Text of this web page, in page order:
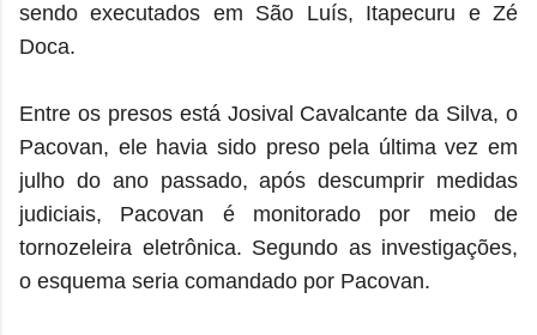
sendo executados em São Luís, Itapecuru e Zé
Doca.
Entre os presos está Josival Cavalcante da Silva, o
Pacovan, ele havia sido preso pela última vez em
julho do ano passado, após descumprir medidas
judiciais, Pacovan é monitorado por meio de
tornozeleira eletrônica. Segundo as investigações,
o esquema seria comandado por Pacovan.